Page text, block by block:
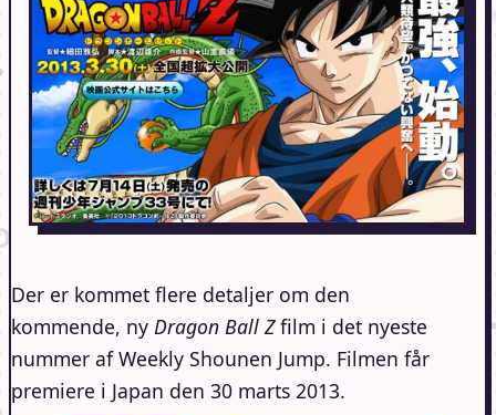
Der er kommet flere detaljer om den
kommende, ny Dragon Ball Zfilm i det nyeste
nummer af Weekly Shounen Jump. Filmen får
premiere i Japan den 30 marts 2013.